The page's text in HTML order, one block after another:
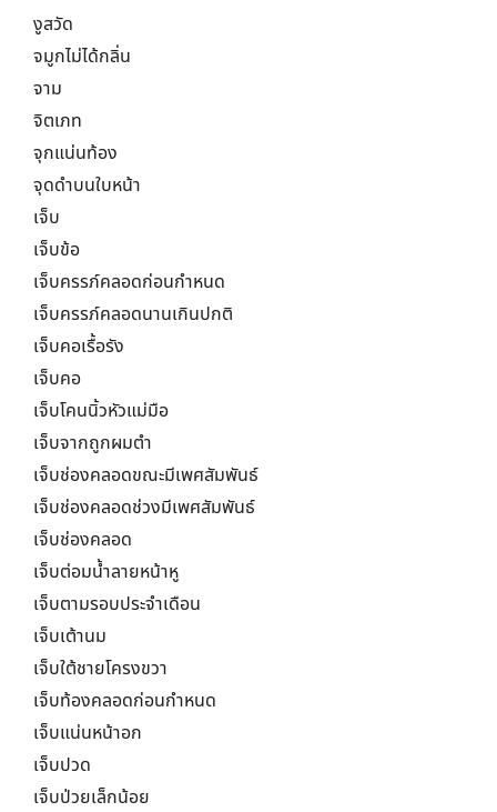
งูสวัด
จมูกไม่ได้กลิ่น
จาม
จิตเภท
จุกแน่นท้อง
จุดดำบนใบหน้า
เจ็บ
เจ็บข้อ
เจ็บครรภ์คลอดก่อนกำหนด
เจ็บครรภ์คลอดนานเกินปกติ
เจ็บคอเรื้อรัง
เจ็บคอ
เจ็บโคนนิ้วหัวแม่มือ
เจ็บจากถูกผมตำ
เจ็บช่องคลอดขณะมีเพศสัมพันธ์
เจ็บช่องคลอดช่วงมีเพศสัมพันธ์
เจ็บช่องคลอด
เจ็บต่อมน้ำลายหน้าหู
เจ็บตามรอบประจำเดือน
เจ็บเต้านม
เจ็บใต้ชายโครงขวา
เจ็บท้องคลอดก่อนกำหนด
เจ็บแน่นหน้าอก
เจ็บปวด
เจ็บป่วยเล็กน้อย